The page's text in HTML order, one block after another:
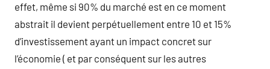
effet, même si 90% du marché est en ce moment
abstrait il devient perpétuellement entre 10 et 15%
d’investissement ayant un impact concret sur
l’économie ( et par conséquent sur les autres